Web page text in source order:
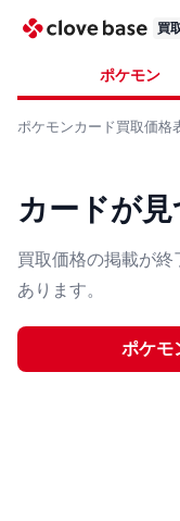
買
ポケモン
ポケモンカード買取価格
カードが
買取価格の掲載が
あります。
ポケモ